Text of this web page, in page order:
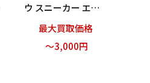
ウ スニーカー エナ
メル ジルコン ブラ
ック サイズ34 22cm
最大買取価格
～3,000円